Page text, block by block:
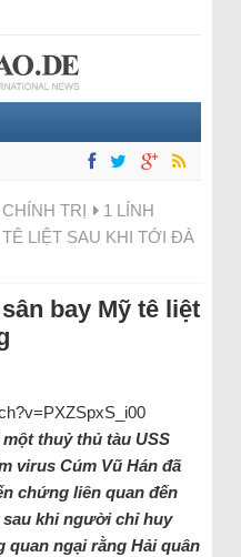
CHÍNH TRỊ
1 LÍNH
TÊ LIỆT SAU KHI TỚI ĐÀ
bay Mỹ tê liệt
thuỷ thủ tàu USS
virus Cúm Vũ Hán đã
chứng liên quan đến
sau khi người chỉ huy
quan ngại rằng Hải quân